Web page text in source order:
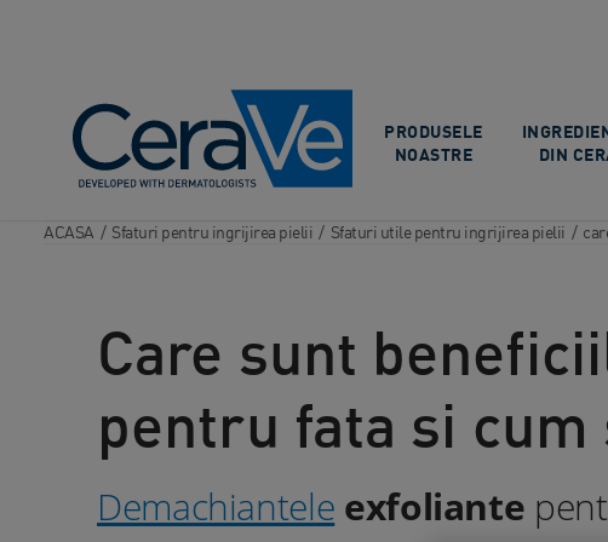
PRODUSELE
NOASTRE
DIN
ACASA / Sfaturi pentru ingrijirea pielii / Sfaturi utile pentru ingrijirea pielii /
Care sunt
pentru fata si
Demachiantele exfoliante